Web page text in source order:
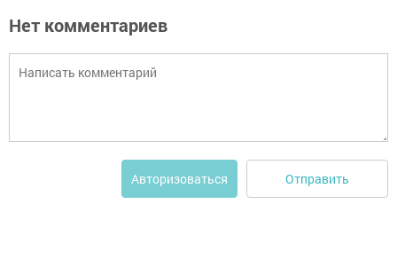
Нет комментариев
Авторизоваться Отправить